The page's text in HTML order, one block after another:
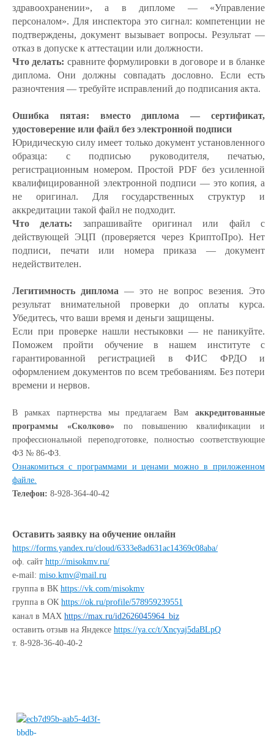
здравоохранении», а в дипломе — «Управление
персоналом». Для инспектора это сигнал: компетенции не
подтверждены, документ вызывает вопросы. Результат —
отказ в допуске к аттестации или должности.
Что делать: сравните формулировки в договоре и в бланке
диплома. Они должны совпадать дословно. Если есть
разночтения — требуйте исправлений до подписания акта.
Ошибка пятая: вместо диплома — сертификат,
удостоверение или файл без электронной подписи
Юридическую силу имеет только документ установленного
образца: с подписью руководителя, печатью,
регистрационным номером. Простой PDF без усиленной
квалифицированной электронной подписи — это копия, а
не оригинал. Для государственных структур и
аккредитации такой файл не подходит.
Что делать: запрашивайте оригинал или файл с
действующей ЭЦП (проверяется через КриптоПро). Нет
подписи, печати или номера приказа — документ
недействителен.
Легитимность диплома — это не вопрос везения. Это
результат внимательной проверки до оплаты курса.
Убедитесь, что ваши время и деньги защищены.
Если при проверке нашли нестыковки — не паникуйте.
Поможем пройти обучение в нашем институте с
гарантированной регистрацией в ФИС ФРДО и
оформлением документов по всем требованиям. Без потери
времени и нервов.
В рамках партнерства мы предлагаем Вам аккредитованные
программы «Сколково» по повышению квалификации и
профессиональной переподготовке, полностью соответствующие
ФЗ № 86-ФЗ.
Ознакомиться с программами и ценами можно в приложенном
файле.
Телефон: 8-928-364-40-42
Оставить заявку на обучение онлайн
https://forms.yandex.ru/cloud/6333e8ad631ac14369c08aba/
оф. сайт http://misokmv.ru/
e-mail: miso.kmv@mail.ru
группа в ВК https://vk.com/misokmv
группа в ОК https://ok.ru/profile/578959239551
канал в MAX https://max.ru/id2626045964_biz
оставить отзыв на Яндексе https://ya.cc/t/Xncyaj5daBLpQ
т. 8-928-36-40-40-2